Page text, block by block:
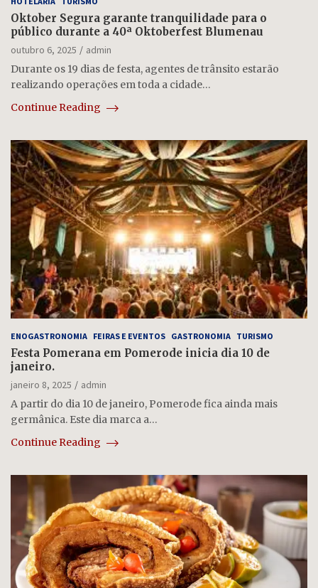
Oktober Segura garante tranquilidade para o
público durante a 40ª Oktoberfest Blumenau
outubro 6, 2025
admin
Durante os 19 dias de festa, agentes de trânsito estarão
realizando operações em toda a cidade…
Continue Reading
ENOGASTRONOMIA FEIRAS E EVENTOS GASTRONOMIA TURISMO
Festa Pomerana em Pomerode inicia dia 10 de
janeiro.
janeiro 8, 2025
admin
A partir do dia 10 de janeiro, Pomerode fica ainda mais
germânica. Este dia marca a…
Continue Reading